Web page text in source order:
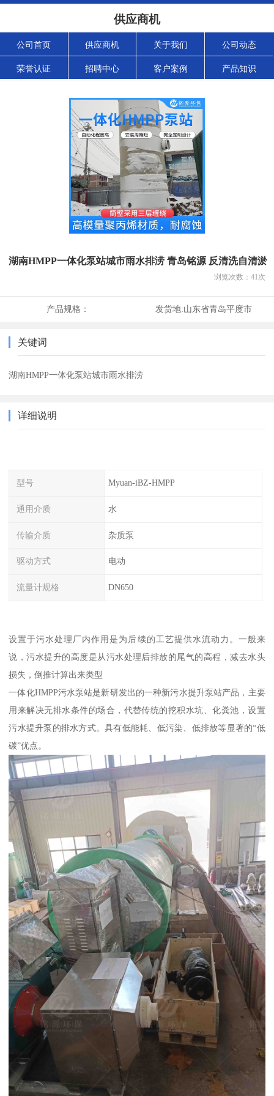
供应商机
公司首页 供应商机 关于我们 公司动态
荣誉认证 招聘中心 客户案例 产品知识
湖南HMPP一体化泵站城市雨水排涝 青岛铭源 反清洗自清淤
浏览次数： 41次
产品规格： 发货地:山东省青岛平度市
关键词
湖南HMPP一体化泵站城市雨水排涝
详细说明
型号 Myuan-iBZ-HMPP
通用介质 水
传输介质 杂质泵
驱动方式 电动
流量计规格 DN650
设置于污水处理厂内作用是为后续的工艺提供水流动力。一般来
说，污水提升的高度是从污水处理后排放的尾气的高程，减去水头
损失，倒推计算出来类型
一体化HMPP污水泵站是新研发出的一种新污水提升泵站产品，主要
用来解决无排水条件的场合，代替传统的挖积水坑、化粪池，设置
污水提升泵的排水方式。具有低能耗、低污染、低排放等显著的“低
碳”优点。